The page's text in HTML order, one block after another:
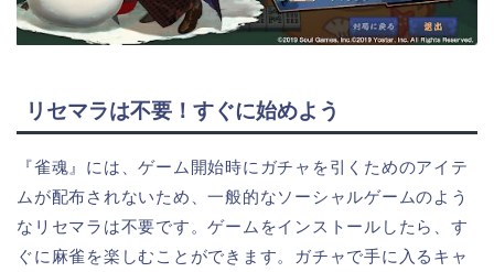
リセマラは不要！すぐに始めよう
『雀魂』には、ゲーム開始時にガチャを引くためのアイテ
ムが配布されないため、一般的なソーシャルゲームのよう
なリセマラは不要です。ゲームをインストールしたら、す
ぐに麻雀を楽しむことができます。ガチャで手に入るキャ